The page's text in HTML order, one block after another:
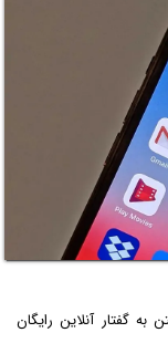
گفتار آنلاین رایگان